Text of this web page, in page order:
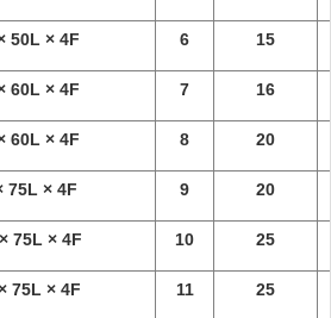
50L × 4F 6 15
60L × 4F 7 16
60L × 4F 8 20
75L × 4F 9 20
75L × 4F 10 25
75L × 4F 11 25